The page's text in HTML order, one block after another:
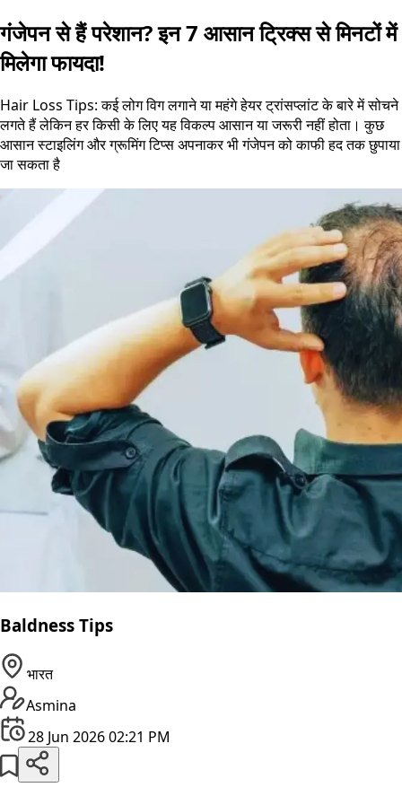
गंजेपन से हैं परेशान? इन 7 आसान ट्रिक्स से मिनटों में
मिलेगा फायदा!
Hair Loss Tips: कई लोग विग लगाने या महंगे हेयर ट्रांसप्लांट के बारे में सोचने
लगते हैं लेकिन हर किसी के लिए यह विकल्प आसान या जरूरी नहीं होता। कुछ
आसान स्टाइलिंग और ग्रूमिंग टिप्स अपनाकर भी गंजेपन को काफी हद तक छुपाया
जा सकता है
Baldness Tips
भारत
Asmina
28 Jun 2026 02:21 PM